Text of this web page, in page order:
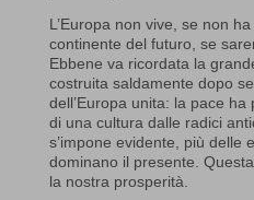
L’Europa non vive, se non
continente del futuro, se
Ebbene va ricordata la
costruita saldamente dopo
dell’Europa unita: la pace
di una cultura dalle radici
s’impone evidente, più delle
dominano il presente.
la nostra prosperità.